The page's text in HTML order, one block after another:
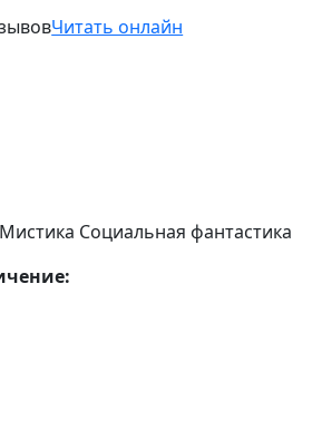
Читать онлайн
Социальная фантастика